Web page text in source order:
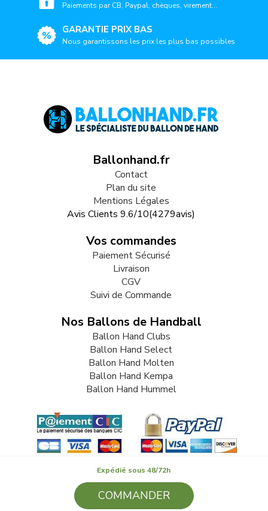
Expédié sous 48/72h
COMMANDER
Paiements par CB, Paypal, chèques, virement...
GARANTIE PRIX BAS
Nous garantissons les prix les plus bas possibles
Ballonhand.fr
Contact
Plan du site
Mentions Légales
Avis Clients 9.6/10(4279avis)
Vos commandes
Paiement Sécurisé
Livraison
CGV
Suivi de Commande
Nos Ballons de Handball
Ballon Hand Clubs
Ballon Hand Select
Ballon Hand Molten
Ballon Hand Kempa
Ballon Hand Hummel
© 2009-2026 LB82. Tous droits réservés - ballonhand.fr - SARL